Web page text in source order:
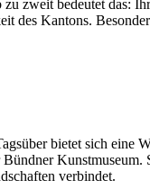
zweit bedeutet das:
des Kantons.
bietet sich eine
verbindet.